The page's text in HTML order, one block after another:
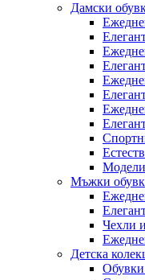
Дамски
Мъжки
Чехли
Детска
Обувки